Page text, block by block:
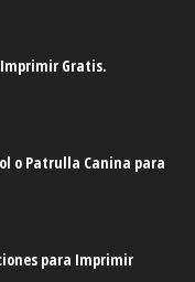
Gratis.
o Patrulla Canina para
para Imprimir